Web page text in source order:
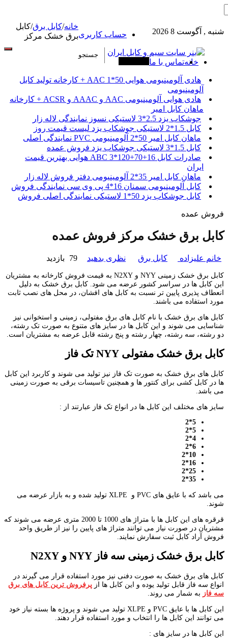
شنبه , آگوست 8 2026 حساب کاربری
خانهتماس با ما
هادی آلومینیومی هوایی 50*1 AAC + کارخانه تولید کابل
آلومینیومی
هادی هوایی آلومینیومی AAC و AAAC و ACSR + کارخانه
ماهان کابل امیر
جوشکاب یزد 2.5*3 لاستیکی نسوز نمایندگی لاله زار
کابل 1.5*2 لاستیکی جوشکاب یزد لیست قیمت روز
ماهان کابل امیر 50*2 آلومینیومی PVC نمایندگی اصلی
کابل 1.5*3 لاستیکی جوشکاب یزد فروش عمده
صادرات کابل 16+70+120*3 ABC هوایی بهترین قیمت
ایران
ماهان کابل امیر 35*2 آلومینیومی دفتر فروش لاله زار
کابل آلومینیومی سمنان 16*4 پی وی سی نمایندگی فروش
کابل جوشکاب یزد 50*1 لاستیکی نمایندگی اصلی فروش
خانه/کابل برق/کابل
برق خشک مرکز
فروش عمده
کابل برق خشک مرکز فروش عمده
خانم علیزاده کابل برق نظری بدهید 79 بازدید
کابل برق خشک زمینی NYY و N2XY به قیمت فروش کارخانه به مشتریان
این کابل ها در سراسر کشور عرضه می شود. کابل برق خشک به دلیل
انعطاف پذیری پایین تر نسبت به کابل های افشان، در محل های نصب ثابت
مورد استفاده می باشند.
کابل های برق خشک با نام کابل های برق مفتولی، زمینی و استخوانی نیز
شناسایی می شوند و این کابل ها در سایز های متنوع به صورت تک رشته،
دو رشته، سه رشته، چهار رشته و پنج رشته قابل عرضه به مشتریان است.
کابل برق خشک مفتولی NYY تک فاز
کابل های برق خشک به صورت تک فاز نیز تولید می شوند و کاربرد این کابل
ها در کابل کشی برای کنتور ها و همچنین تاسیسات برقی به صورت زمینی
می باشد.
سایز های مختلف این کابل ها در انواع تک فاز عبارتند از :
5*2
5*2
4*2
6*2
10*2
16*2
25*2
35*2
می باشد که با عایق های PVC و XLPE تولید شده و به بازار عرضه می
شوند.
قرقره های این کابل ها با متراژ های 1000 تا 2000 متری عرضه می شوند که
مشتریان در صورت نیاز می توانند متراژ های پایین را نیز از طریق واحد
فروش آراد کابل ثبت سفارش نمایند.
کابل برق خشک زمینی سه فاز NYY و N2XY
کابل های برق خشک به صورت دفنی نیز مورد استفاده قرار می گیرند در
انواع سه فاز قابل تولید یوده و این کابل ها از پرفروش ترین کابل های برق
سه فاز به شمار می روند.
این کابل ها با عایق PVC و XLPE تولید می شوند و پروژه ها بسته نیاز خود
می توانند این کابل ها را انتخاب و مورد استفاده قرار دهند.
این کابل ها در سایز های :